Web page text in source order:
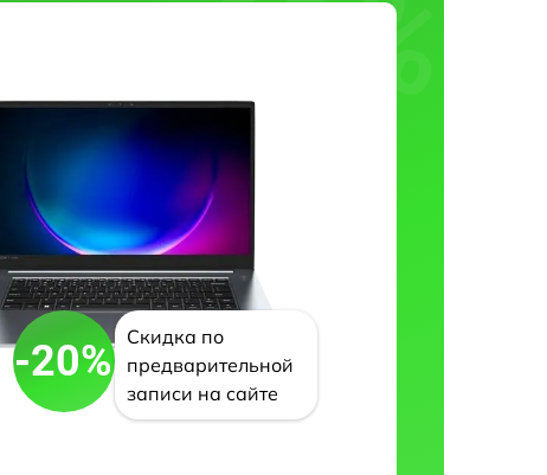
-20%
Скидка по
предварительной
записи на сайте